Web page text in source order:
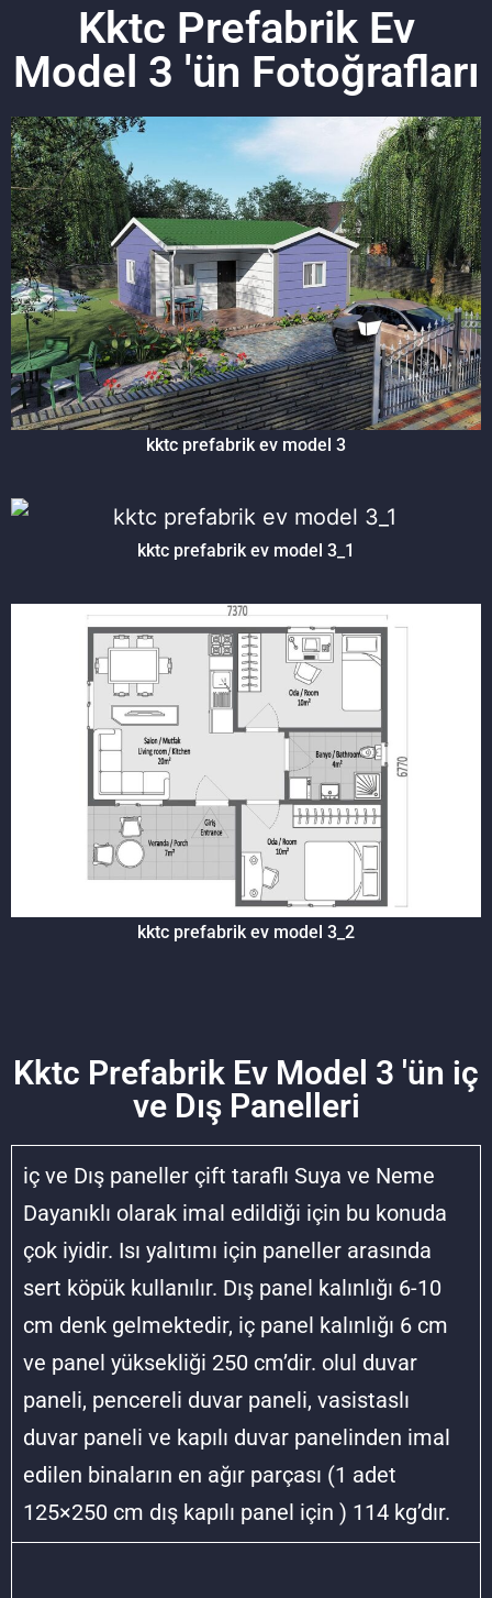
Kktc Prefabrik Ev
Model 3 'ün Fotoğrafları
kktc prefabrik ev model 3
kktc prefabrik ev model 3_1
kktc prefabrik ev model 3_2
Kktc Prefabrik Ev Model 3 'ün iç
ve Dış Panelleri
iç ve Dış paneller çift taraflı Suya ve Neme
Dayanıklı olarak imal edildiği için bu konuda
çok iyidir. Isı yalıtımı için paneller arasında
sert köpük kullanılır. Dış panel kalınlığı 6-10
cm denk gelmektedir, iç panel kalınlığı 6 cm
ve panel yüksekliği 250 cm’dir. olul duvar
paneli, pencereli duvar paneli, vasistaslı
duvar paneli ve kapılı duvar panelinden imal
edilen binaların en ağır parçası (1 adet
125×250 cm dış kapılı panel için ) 114 kg’dır.